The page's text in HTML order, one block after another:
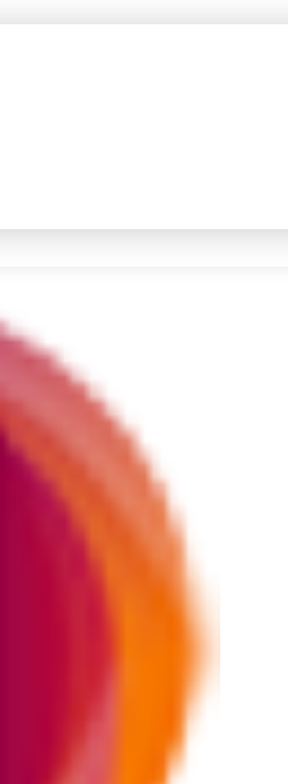
Terakhir yang dicari